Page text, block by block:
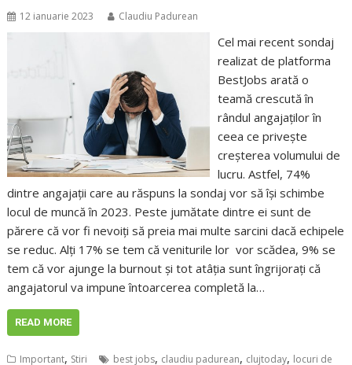
12 ianuarie 2023 Claudiu Padurean
Cel mai recent sondaj
realizat de platforma
BestJobs arată o
teamă crescută în
rândul angajaților în
ceea ce privește
creșterea volumului de
lucru. Astfel, 74%
dintre angajații care au răspuns la sondaj vor să își schimbe
locul de muncă în 2023. Peste jumătate dintre ei sunt de
părere că vor fi nevoiți să preia mai multe sarcini dacă echipele
se reduc. Alți 17% se tem că veniturile lor vor scădea, 9% se
tem că vor ajunge la burnout și tot atâția sunt îngrijorați că
angajatorul va impune întoarcerea completă la…
READ MORE
Important, Stiri best jobs, claudiu padurean, clujtoday, locuri de